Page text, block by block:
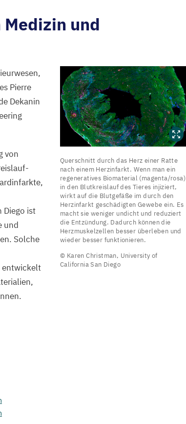
und
durch
das
Herz
einer
Ratte
nach
einem
Herzinfarkt.
Querschnitt durch das Herz einer Ratte
nach einem Herzinfarkt. Wenn man ein
regeneratives Biomaterial (magenta/​rosa)
in den Blutkreislauf des Tieres injiziert,
wirkt auf die Blutgefäße im durch den
Herzinfarkt geschädigten Gewebe ein. Es
macht sie weniger undicht und reduziert
die Entzündung. Dadurch können die
Herzmuskelzellen besser überleben und
wieder besser funktionieren.
© Karen Christman, University of
California San Diego
Pierre
Dekanin
von
Diego ist
und
Solche
entwickelt